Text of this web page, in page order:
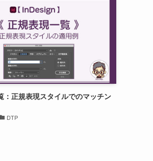
：正規表現スタイルでのマッチン
DTP